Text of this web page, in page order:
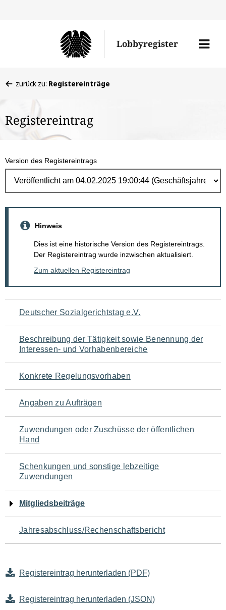
Lobbyregister
Menü
befinden
hier:
zurück zu: Registereinträge
Registereintrag
Version des Registereintrags
Hinweis
Dies ist eine historische Version des Registereintrags.
Der Registereintrag wurde inzwischen aktualisiert.
Zum aktuellen Registereintrag
Navigation
für
den
Seiteninhalt
Deutscher Sozialgerichtstag e.V.
Beschreibung der Tätigkeit sowie Benennung der
Interessen- und Vorhabenbereiche
Konkrete Regelungsvorhaben
Angaben zu Aufträgen
Zuwendungen oder Zuschüsse der öffentlichen
Hand
Schenkungen und sonstige lebzeitige
Zuwendungen
Mitgliedsbeiträge
Jahresabschluss/Rechenschaftsbericht
Registereintrag herunterladen (PDF)
Registereintrag herunterladen (JSON)